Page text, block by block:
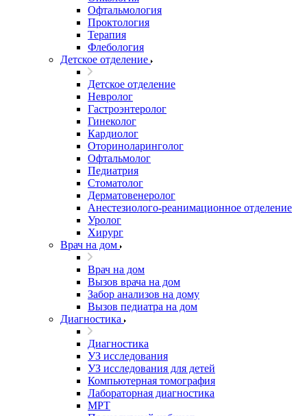
Офтальмология
Проктология
Терапия
Флебология
Детское отделение
Детское отделение
Невролог
Гастроэнтеролог
Гинеколог
Кардиолог
Оториноларинголог
Офтальмолог
Педиатрия
Стоматолог
Дерматовенеролог
Анестезиолого-реанимационное отделение
Уролог
Хирург
Врач на дом
Врач на дом
Вызов врача на дом
Забор анализов на дому
Вызов педиатра на дом
Диагностика
Диагностика
УЗ исследования
УЗ исследования для детей
Компьютерная томография
Лабораторная диагностика
МРТ